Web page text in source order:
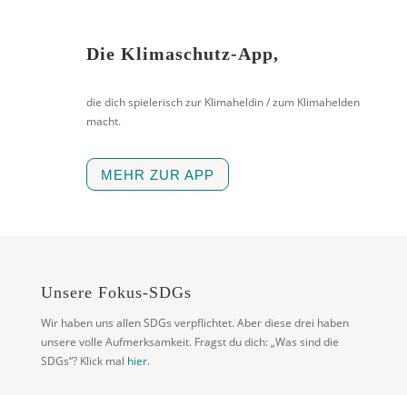
Die Klimaschutz-App,
die dich spielerisch zur Klimaheldin / zum Klimahelden
macht.
MEHR ZUR APP
Unsere Fokus-SDGs
Wir haben uns allen SDGs verpflichtet. Aber diese drei haben
unsere volle Aufmerksamkeit. Fragst du dich: „Was sind die
SDGs“? Klick mal hier.